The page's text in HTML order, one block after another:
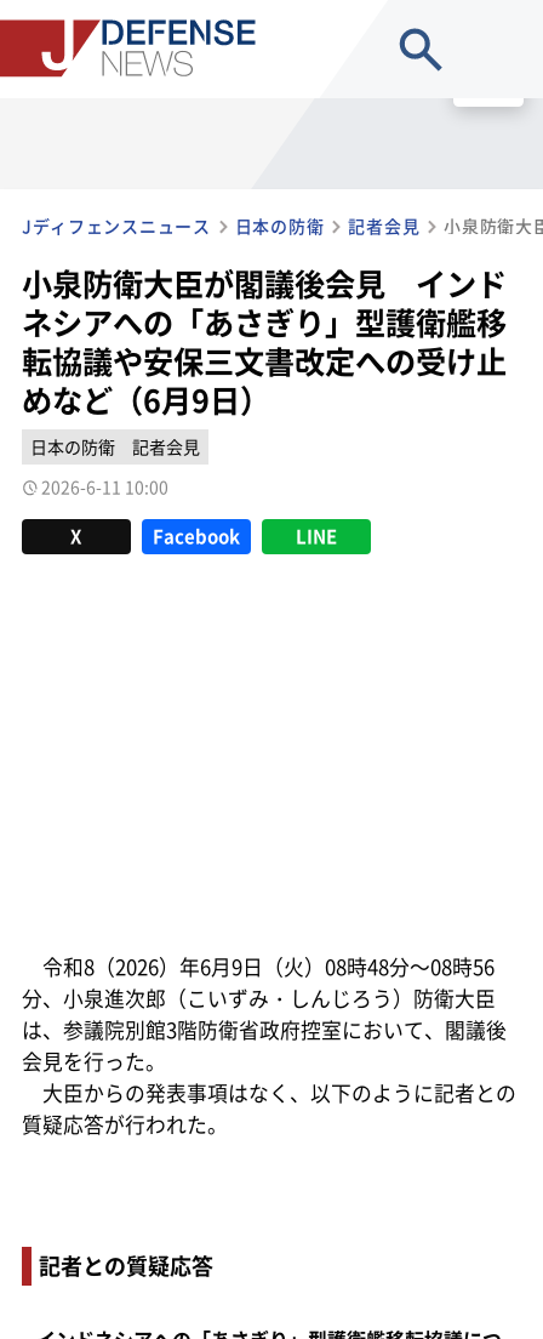
Jディフェンスニュース 日本の防衛 記者会見
小泉防衛大臣が閣議後会見 インド
ネシアへの「あさぎり」型護衛艦移
転協議や安保三文書改定への受け止
めなど（6月9日）
日本の防衛
記者会見
2026-6-11 10:00
X Facebook LINE
令和8（2026）年6月9日（火）08時48分～08時56
分、小泉進次郎（こいずみ・しんじろう）防衛大臣
は、参議院別館3階防衛省政府控室において、閣議後
会見を行った。
大臣からの発表事項はなく、以下のように記者との
質疑応答が行われた。
記者との質疑応答